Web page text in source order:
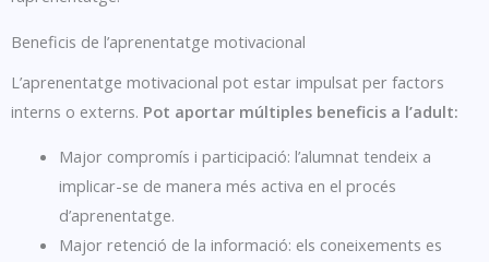
Beneficis de l’aprenentatge motivacional
L’aprenentatge motivacional pot estar impulsat per factors
interns o externs. Pot aportar múltiples beneficis a l’adult:
Major compromís i participació: l’alumnat tendeix a
implicar-se de manera més activa en el procés
d’aprenentatge.
Major retenció de la informació: els coneixements es